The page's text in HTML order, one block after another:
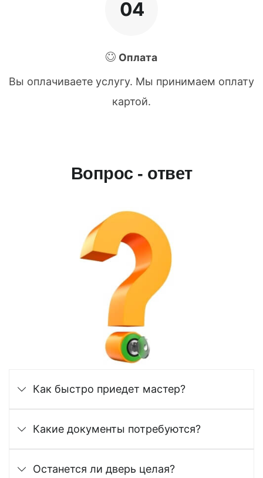
04
Оплата
Вы оплачиваете услугу. Мы принимаем оплату
картой.
Вопрос - ответ
Как быстро приедет мастер?
Какие документы потребуются?
Останется ли дверь целая?